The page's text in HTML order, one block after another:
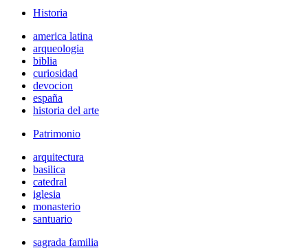
Historia
america latina
arqueologia
biblia
curiosidad
devocion
españa
historia del arte
Patrimonio
arquitectura
basilica
catedral
iglesia
monasterio
santuario
sagrada familia